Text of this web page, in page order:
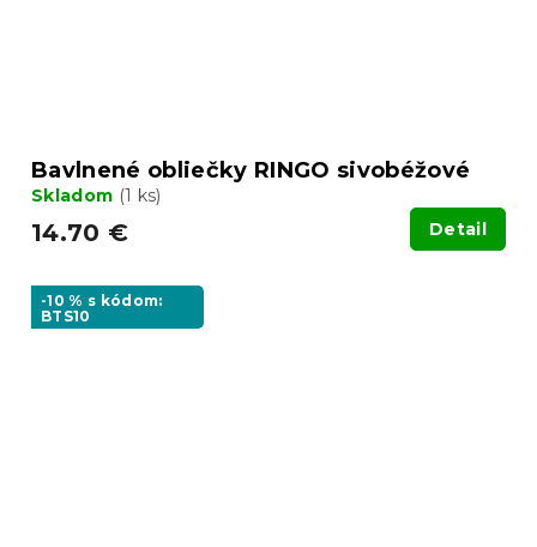
Bavlnené obliečky RINGO sivobéžové
Skladom (1 ks)
14.70 € Detail
-10 % s kódom:
BTS10